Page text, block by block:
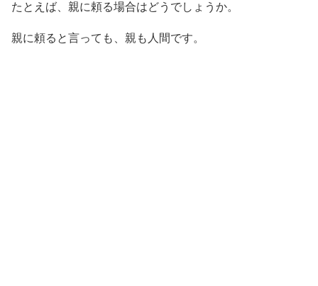
たとえば、親に頼る場合はどうでしょうか。
親に頼ると言っても、親も人間です。